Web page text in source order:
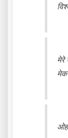
मेरे
ओह